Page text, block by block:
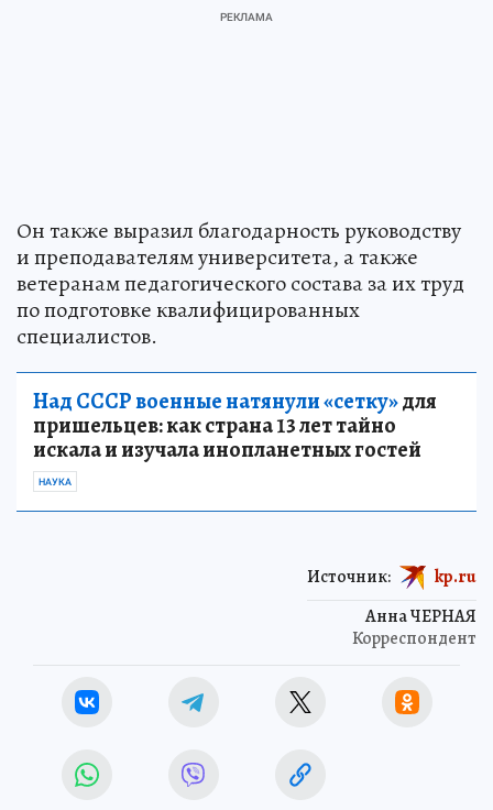
Он также выразил благодарность руководству
и преподавателям университета, а также
ветеранам педагогического состава за их труд
по подготовке квалифицированных
специалистов.
Над СССР военные натянули «сетку»для
пришельцев: как страна 13 лет тайно
искала и изучала инопланетных гостей
НАУКА
Анна ЧЕРНАЯ
Корреспондент
Источник: kp.ru